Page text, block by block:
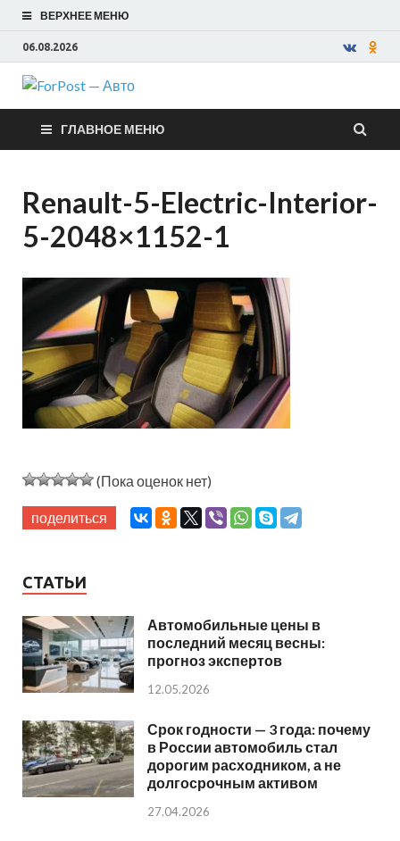
ВЕРХНЕЕ МЕНЮ
06.08.2026
ForPost —
Авто
ГЛАВНОЕ МЕНЮ
Renault-5-Electric-Interior-
5-2048×1152-1
(Пока оценок нет)
поделиться
СТАТЬИ
Автомобильные цены в
последний месяц весны:
прогноз экспертов
12.05.2026
Срок годности — 3 года: почему
в России автомобиль стал
дорогим расходником, а не
долгосрочным активом
27.04.2026